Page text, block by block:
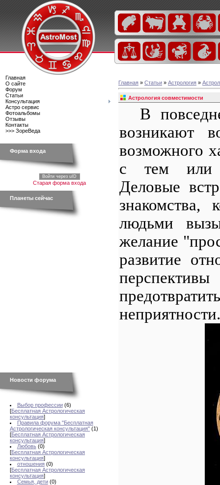
Главная
О сайте
Форум
Статьи
Консультация
Астро сервис
Фотоальбомы
Отзывы
Контакты
>>> ЗореВеда
Форма входа
Войти через uID
Старая форма входа
Планеты сейчас
Новости форума
Выбор профессии (6)
[Бесплатная Астрологическая
консультация]
Правила форума "Бесплатная
Астрологическая консультация" (1)
[Бесплатная Астрологическая
консультация]
Любовь (0)
[Бесплатная Астрологическая
консультация]
отношения (0)
[Бесплатная Астрологическая
консультация]
Семья, дети (0)
Главная » Статьи » Астрология »
Астрология совместимости
В
возникают
возможного
с тем или
Деловые
знакомства,
людьми
желание
развитие
неприятности.